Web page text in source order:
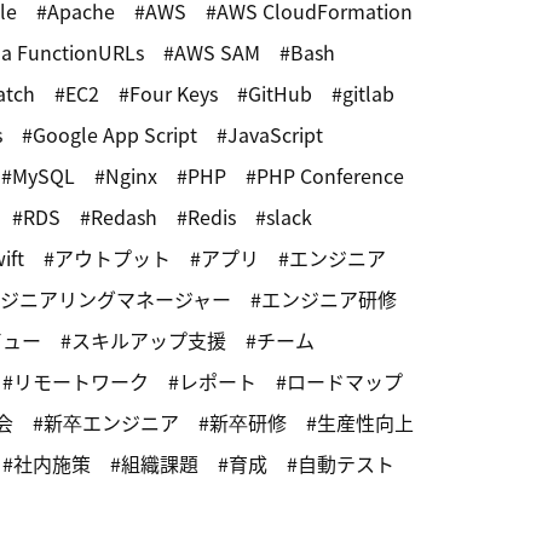
Apache AWS
AWS CloudFormation
FunctionURLs
AWS SAM
Bash
EC2 Four Keys GitHub
gitlab
Google App Script
JavaScript
MySQL
Nginx PHP
PHP Conference
RDS
Redash Redis
slack
アウトプット アプリ
エンジニア
ニアリングマネージャー
エンジニア研修
ー
スキルアップ支援
チーム
リモートワーク
レポート
ロードマップ
新卒エンジニア 新卒研修
生産性向上
社内施策
組織課題 育成 自動テスト